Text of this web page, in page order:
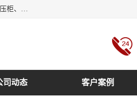
南阳首安防爆电气有限公司是一家集开发、生产、销售、安装、服务为一体的专业防爆公司，主要生产防爆小屋、防爆正压柜、防爆空调、防爆控制箱、防爆配电箱（柜），防爆正压系列，防爆灯具，防爆风机，防爆管件，粉尘防爆，防腐防尘防水等百余系列上千种防爆产品。
司动态 客户案例